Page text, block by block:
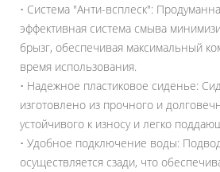
• Система "Анти-всплеск":
эффективная система смыва
брызг, обеспечивая максимальный
время использования.
• Надежное пластиковое сиденье:
изготовлено из прочного и
устойчивого к износу и легко
• Удобное подключение воды:
осуществляется сзади, что